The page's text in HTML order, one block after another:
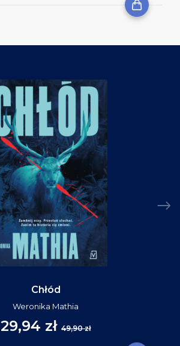
Chłód
Weronika Mathia
29,94 zł 49,90 zł